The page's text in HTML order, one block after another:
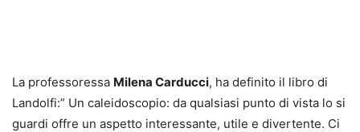
La professoressa Milena Carducci, ha definito il libro di
Landolfi:” Un caleidoscopio: da qualsiasi punto di vista lo si
guardi offre un aspetto interessante, utile e divertente. Ci